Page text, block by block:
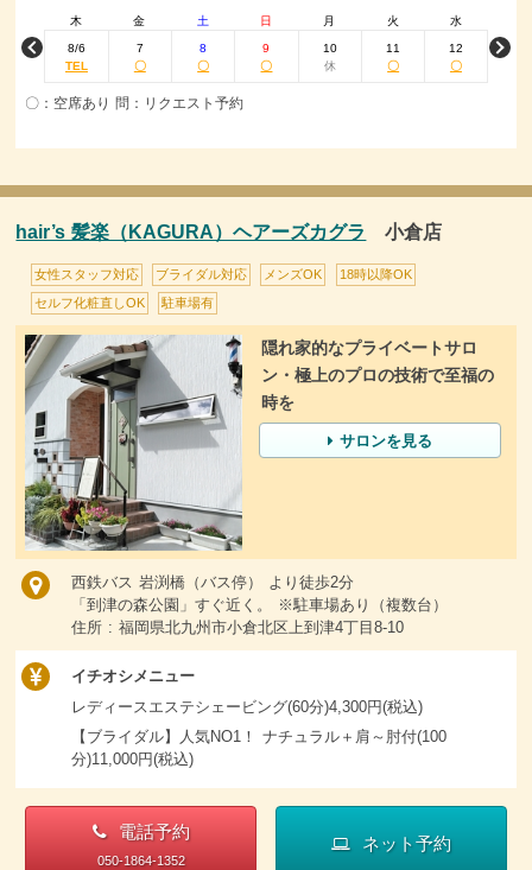
木
8/6
TEL
金
7
〇
土
8
〇
日
9
〇
月
10
休
火
11
〇
水
12
〇
〇：空席あり 問：リクエスト予約
hair’s 髪楽（KAGURA）ヘアーズカグラ 小倉店
女性スタッフ対応 ブライダル対応 メンズOK 18時以降OK
セルフ化粧直しOK 駐車場有
隠れ家的なプライベートサロ
ン・極上のプロの技術で至福の
時を
サロンを見る
西鉄バス 岩渕橋（バス停） より徒歩2分
「到津の森公園」すぐ近く。 ※駐車場あり（複数台）
住所 : 福岡県北九州市小倉北区上到津4丁目8-10
イチオシメニュー
レディースエステシェービング(60分)4,300円(税込)
【ブライダル】人気NO1！ ナチュラル＋肩～肘付(100
分)11,000円(税込)
電話予約
050-1864-1352
ネット予約